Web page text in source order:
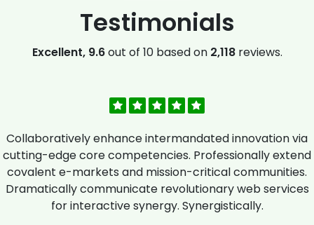
Testimonials
Excellent, 9.6out of 10 based on 2,118reviews.
Collaboratively enhance intermandated innovation via
cutting-edge core competencies. Professionally extend
covalent e-markets and mission-critical communities.
Dramatically communicate revolutionary web services
for interactive synergy. Synergistically.